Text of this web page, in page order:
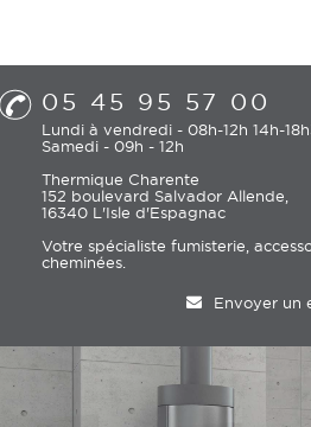
05 45 95 57 00
Lundi à vendredi - 08h-12h 14h-
Samedi - 09h - 12h
Thermique Charente
152 boulevard Salvador Allende,
16340 L'Isle d'Espagnac
Votre spécialiste fumisterie,
cheminées.
Envoyer un